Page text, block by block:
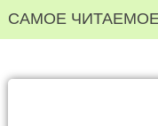
САМОЕ